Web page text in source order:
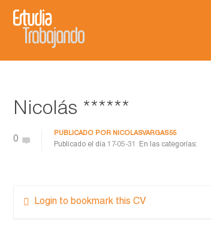
Nicolás ******
0
PUBLICADO POR NICOLASVARGAS55
Publicado el día 17-05-31 En las categorías:
Login to bookmark this CV